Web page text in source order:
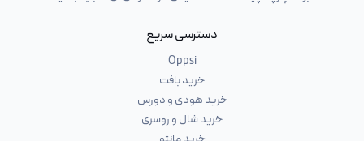
دسترسی سریع
Oppsi
خرید بافت
خرید هودی و دورس
خرید شال و روسری